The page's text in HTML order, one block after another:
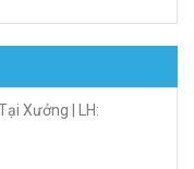
Xưởng | LH: